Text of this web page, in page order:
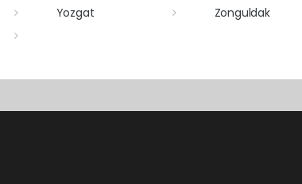
Yozgat Zonguldak